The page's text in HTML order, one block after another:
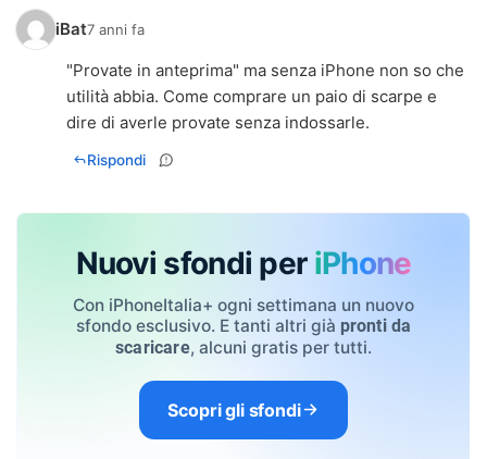
iBat7 anni fa
"Provate in anteprima" ma senza iPhone non so che
utilità abbia. Come comprare un paio di scarpe e
dire di averle provate senza indossarle.
Rispondi
Nuovi sfondi per iPhone
Con iPhoneItalia+ ogni settimana un nuovo
sfondo esclusivo. E tanti altri già pronti da
scaricare, alcuni gratis per tutti.
Scopri gli sfondi